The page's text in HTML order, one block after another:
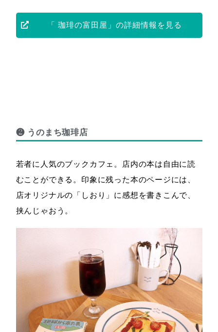
「 珈琲の富田屋」の詳細情報を見る
❷ うのまち珈琲店
若者に人気のブックカフェ。店内の本は自由に読
むことができる。印象に残った本のページには、
店オリジナルの「しおり」に感想を書きこんで、
挟んじゃおう。